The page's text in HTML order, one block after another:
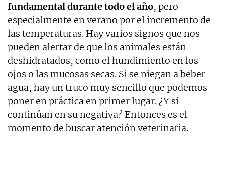
fundamental durante todo el año, pero
especialmente en verano por el incremento de
las temperaturas. Hay varios signos que nos
pueden alertar de que los animales están
deshidratados, como el hundimiento en los
ojos o las mucosas secas. Si se niegan a beber
agua, hay un truco muy sencillo que podemos
poner en práctica en primer lugar. ¿Y si
continúan en su negativa? Entonces es el
momento de buscar atención veterinaria.